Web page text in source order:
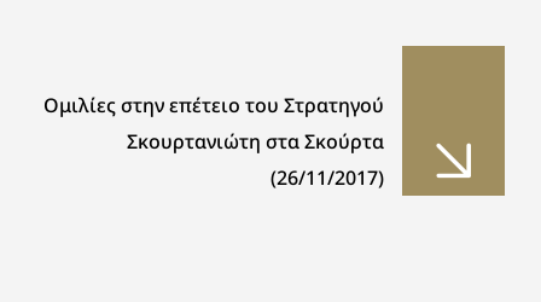
Ομιλίες στην επέτειο του Στρατηγού
Σκουρτανιώτη στα Σκούρτα
(26/11/2017)